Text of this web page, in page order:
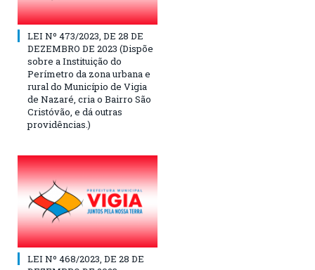
LEI Nº 473/2023, DE 28 DE
DEZEMBRO DE 2023 (Dispõe
sobre a Instituição do
Perímetro da zona urbana e
rural do Município de Vigia
de Nazaré, cria o Bairro São
Cristóvão, e dá outras
providências.)
LEI Nº 468/2023, DE 28 DE